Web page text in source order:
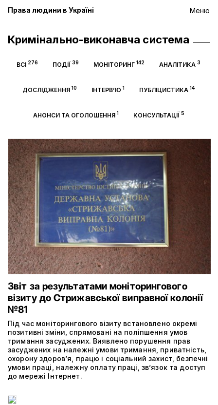
Меню
Права людини в Україні
Кримінально-виконавча система
ВСІ 276 ПОДІЇ 39 МОНІТОРИНГ 142 АНАЛІТИКА 3
ДОСЛІДЖЕННЯ 10 ІНТЕРВ’Ю 1 ПУБЛІЦИСТИКА 14
АНОНСИ ТА ОГОЛОШЕННЯ1 КОНСУЛЬТАЦІЇ5
Звіт за результатами моніторингового
візиту до Стрижавської виправної колонії
№81
Під час моніторингового візиту встановлено окремі
позитивні зміни, спрямовані на поліпшення умов
тримання засуджених. Виявлено порушення прав
засуджених на належні умови тримання, приватність,
охорону здоров’я, працю і соціальний захист, безпечні
умови праці, належну оплату праці, зв’язок та доступ
до мережі Інтернет.